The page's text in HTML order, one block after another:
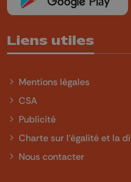
Liens utiles
Mentions légales
CSA
Publicité
Charte sur l'égalité et la
Nous contacter